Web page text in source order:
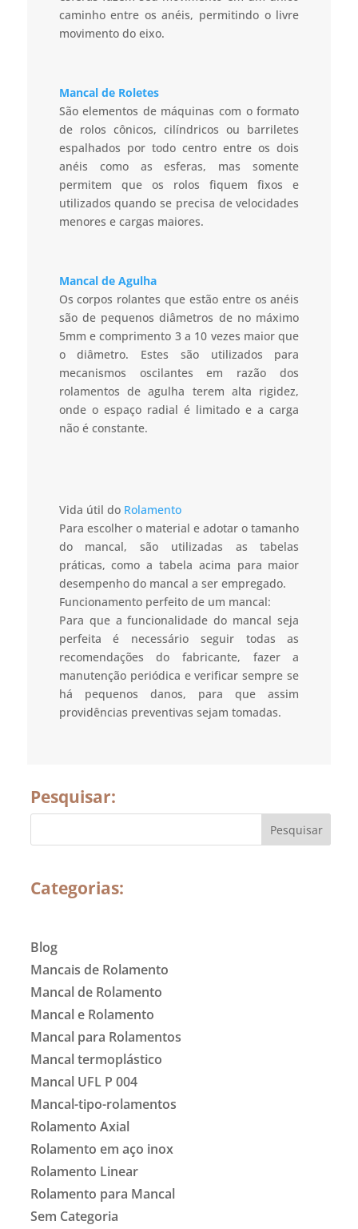
caminho entre os anéis, permitindo o livre
movimento do eixo.
Mancal de Roletes
São elementos de máquinas com o formato
de rolos cônicos, cilíndricos ou barriletes
espalhados por todo centro entre os dois
anéis como as esferas, mas somente
permitem que os rolos fiquem fixos e
utilizados quando se precisa de velocidades
menores e cargas maiores.
Mancal de Agulha
Os corpos rolantes que estão entre os anéis
são de pequenos diâmetros de no máximo
5mm e comprimento 3 a 10 vezes maior que
o diâmetro. Estes são utilizados para
mecanismos oscilantes em razão dos
rolamentos de agulha terem alta rigidez,
onde o espaço radial é limitado e a carga
não é constante.
Vida útil do Rolamento
Para escolher o material e adotar o tamanho
do mancal, são utilizadas as tabelas
práticas, como a tabela acima para maior
desempenho do mancal a ser empregado.
Funcionamento perfeito de um mancal:
Para que a funcionalidade do mancal seja
perfeita é necessário seguir todas as
recomendações do fabricante, fazer a
manutenção periódica e verificar sempre se
há pequenos danos, para que assim
providências preventivas sejam tomadas.
Pesquisar:
Categorias:
Blog
Mancais de Rolamento
Mancal de Rolamento
Mancal e Rolamento
Mancal para Rolamentos
Mancal termoplástico
Mancal UFL P 004
Mancal-tipo-rolamentos
Rolamento Axial
Rolamento em aço inox
Rolamento Linear
Rolamento para Mancal
Sem Categoria